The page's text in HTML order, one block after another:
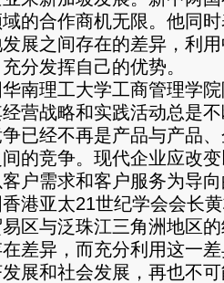
的合作商机无限。他同
展之间存在的差异，利
分发挥自己的优势。
理工大学工商管理学院
营战略和实践活动总是
已经不再是产品与产品
的竞争。现代企业应改
户需求和客户服务为导
亚太21世纪学会会长黄
区与泛珠江三角洲地区
差异，而充分利用这一
展和社会发展，再也不